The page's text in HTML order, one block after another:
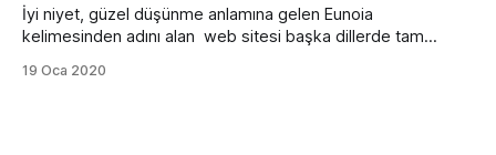
İyi niyet, güzel düşünme anlamına gelen Eunoia
kelimesinden adını alan web sitesi başka dillerde tam
aslında Steph Smith tarafından 24 saatlik bir startup
19 Oca 2020